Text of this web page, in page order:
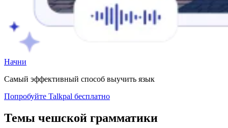
Начни
Самый эффективный способ выучить язык
Попробуйте Talkpal бесплатно
Темы чешской грамматики